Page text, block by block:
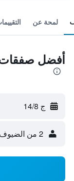
لمحة عن
أفضل صفقات
ج 14/8
2 من الضيوف، غرفة واحدة